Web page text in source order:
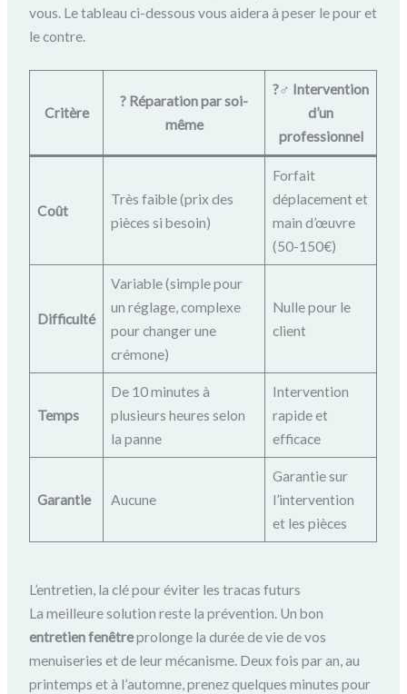
vous. Le tableau ci-dessous vous aidera à peser le pour et
le contre.
Critère
?️ Réparation par soi-
même
?‍♂️ Intervention
d’un
professionnel
Coût
Très faible (prix des
pièces si besoin)
Forfait
déplacement et
main d’œuvre
(50-150€)
Difficulté
Variable (simple pour
un réglage, complexe
pour changer une
crémone)
Nulle pour le
client
Temps
De 10 minutes à
plusieurs heures selon
la panne
Intervention
rapide et
efficace
Garantie Aucune
Garantie sur
l’intervention
et les pièces
L’entretien, la clé pour éviter les tracas futurs
La meilleure solution reste la prévention. Un bon
entretien fenêtreprolonge la durée de vie de vos
menuiseries et de leur mécanisme. Deux fois par an, au
printemps et à l’automne, prenez quelques minutes pour